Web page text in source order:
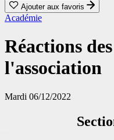
Ajouter aux favoris
Académie
Réactions
l'association
Mardi 06/12/2022